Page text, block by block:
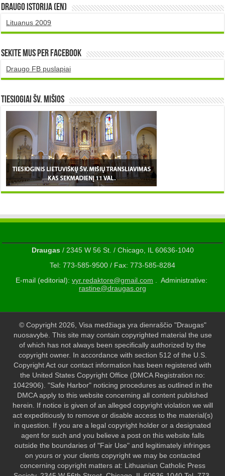
DRAUGO istorija (EN)
Lituanus 2009
Sekite mus per Facebook
Draugo FB puslapiai
TIESIOGIAI šv. MIŠIOS
Draugas/ 2345 W 56 St. / Chicago, IL 60636-1040
Tel: 773-585-9500 / Fax: 773-585-8284
E-mail (editorial): vyr.redaktore@gmail.com . Administrative:
rastine@draugas.org
© Copyright 2026, Visa medžiaga yra dienraščio "Draugas"
nuosavybė. This site may contain copyrighted material the use
of which has not always been specifically authorized by the
copyright owner. In accordance with section 512 of the U.S.
Copyright Act our contact information has been registered with
the United States Copyright Office (DMCA Registration no:
1042906). "Safe Harbor" noticing procedures as outlined in the
DMCA apply to this website concerning all content published
herein. If notice is given of an alleged copyright violation we will
act expeditiously to remove or disable access to the material(s)
in question. If you are a legal copyright holder or a designated
agent for such and you believe a post on this website falls
outside the boundaries of "Fair Use" and legitimately infringes
on yours or your clients copyright we may be contacted
concerning copyright matters at: Lithuanian Catholic Press